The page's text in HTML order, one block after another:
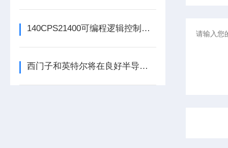
140CPS21400可编程逻辑控制器的常见问题解决方法分享
西门子和英特尔将在良好半导体制造领域展开合作